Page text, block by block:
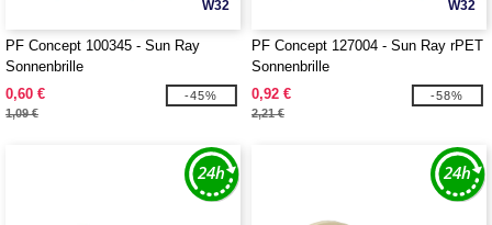
W32
PF Concept 100345 - Sun Ray
Sonnenbrille
0,60 €
1,09 €
-45%
W32
PF Concept 127004 - Sun Ray rPET
Sonnenbrille
0,92 €
2,21 €
-58%